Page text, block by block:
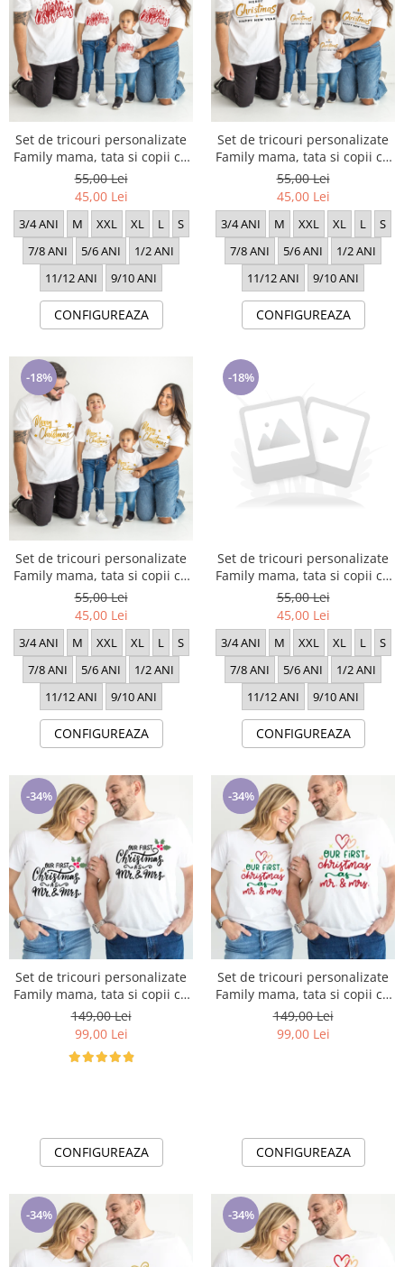
Set de tricouri personalizate
Family mama, tata si copii cu
tematica de Craciun, Craciun
Fericit 1720
55,00 Lei
45,00 Lei
3/4 ANI M XXL XL L
S
7/8 ANI
5/6 ANI
1/2 ANI
11/12 ANI
9/10 ANI
CONFIGUREAZA
Set de tricouri personalizate
Family mama, tata si copii cu
tematica de Craciun, Craciun
Fericit 1722
55,00 Lei
45,00 Lei
3/4 ANI M XXL XL L
S
7/8 ANI
5/6 ANI
1/2 ANI
11/12 ANI
9/10 ANI
CONFIGUREAZA
-18%
Set de tricouri personalizate
Family mama, tata si copii cu
tematica de Craciun, Craciun
Fericit 1724
55,00 Lei
45,00 Lei
3/4 ANI M XXL XL L
S
7/8 ANI
5/6 ANI
1/2 ANI
11/12 ANI
9/10 ANI
CONFIGUREAZA
-18%
Set de tricouri personalizate
Family mama, tata si copii cu
tematica de Craciun, PRIMUL
Craciun impreuna 1334
55,00 Lei
45,00 Lei
3/4 ANI M XXL XL L
S
7/8 ANI
5/6 ANI
1/2 ANI
11/12 ANI
9/10 ANI
CONFIGUREAZA
-34%
Set de tricouri personalizate
Family mama, tata si copii cu
tematica de Craciun, PRIMUL
Craciun impreuna 1334
149,00 Lei
99,00 Lei
CONFIGUREAZA
-34%
Set de tricouri personalizate
Family mama, tata si copii cu
tematica de Craciun, PRIMUL
Craciun impreuna 1336
149,00 Lei
99,00 Lei
CONFIGUREAZA
-34% -34%